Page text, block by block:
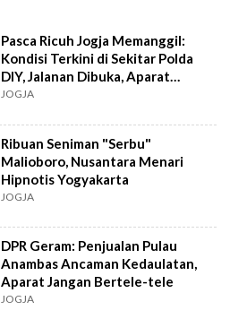
Pasca Ricuh Jogja Memanggil:
Kondisi Terkini di Sekitar Polda
DIY, Jalanan Dibuka, Aparat
Istirahat
JOGJA
Ribuan Seniman "Serbu"
Malioboro, Nusantara Menari
Hipnotis Yogyakarta
JOGJA
DPR Geram: Penjualan Pulau
Anambas Ancaman Kedaulatan,
Aparat Jangan Bertele-tele
JOGJA